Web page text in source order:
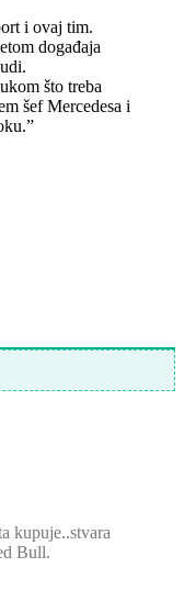
i ovaj tim.
događaja
što treba
šef Mercedesa i
kupuje..stvara
Bull.